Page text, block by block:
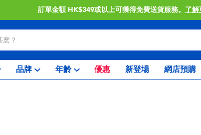
訂單金額 HK$349或以上可獲得免費送貨服務。 了解
品牌 年齡 優惠 新登場 網店預購